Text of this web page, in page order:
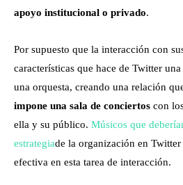
apoyo institucional o privado.
Por supuesto que la interacción con
características que hace de Twitter
una orquesta, creando una relación
impone una sala de conciertos con
ella y su público. Músicos que
estrategiade la organización en Twitter
efectiva en esta tarea de interacción.